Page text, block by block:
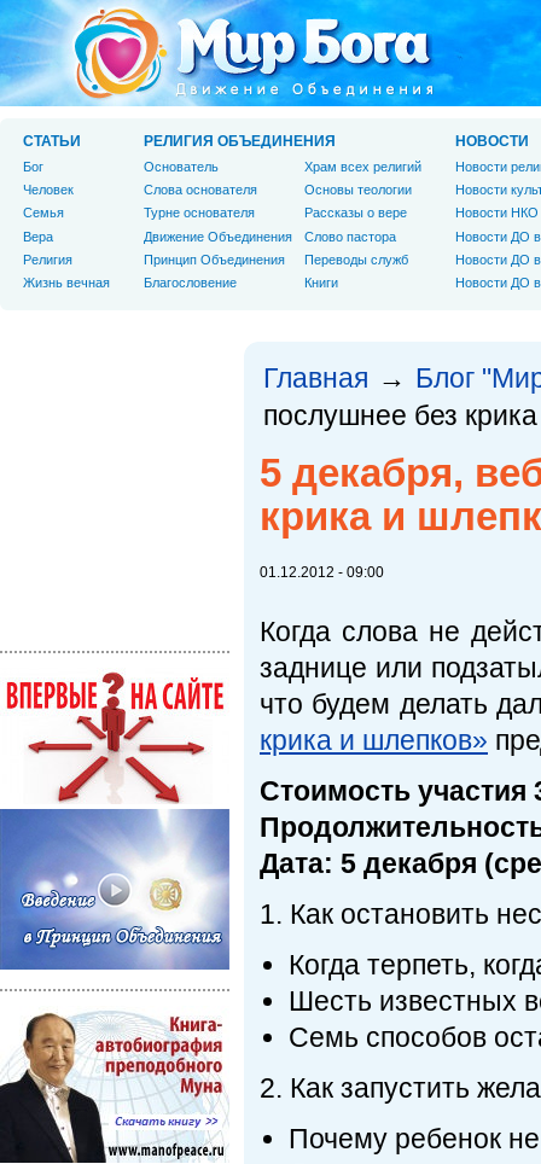
Главная → Блог
послушнее без
5 декабря,
крика и
01.12.2012 - 09:00
Когда слова не
заднице или
что будем делать
крика и шлепков»
Стоимость участия
Дата: 5 декабря
1. Как остановить
Когда терпеть,
Шесть известных
Семь способов
2. Как запустить
Почему ребенок
СТАТЬИ
Бог
Человек
Cемья
Вера
Религия
Жизнь вечная
РЕЛИГИЯ ОБЪЕДИНЕНИЯ
Основатель
Слова основателя
Турне основателя
Движение Объединения
Принцип Объединения
Благословение
Храм всех религий
Основы теологии
Рассказы о вере
Слово пастора
Переводы служб
Книги
НОВОСТИ
Новости
Новости
Новости НКО
Новости ДО
Новости ДО
Новости ДО